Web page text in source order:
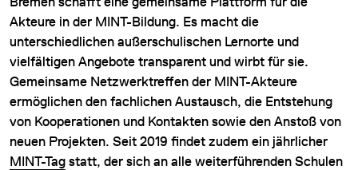
Akteure in der MINT-Bildung. Es macht die
unterschiedlichen außerschulischen Lernorte und
vielfältigen Angebote transparent und wirbt für sie.
Gemeinsame Netzwerktreffen der MINT-Akteure
ermöglichen den fachlichen Austausch, die Entstehung
von Kooperationen und Kontakten sowie den Anstoß von
neuen Projekten. Seit 2019 findet zudem ein jährlicher
MINT-Tag statt, der sich an alle weiterführenden Schulen